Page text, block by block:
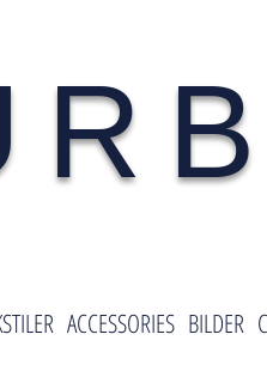
ACCESSORIES BILDER